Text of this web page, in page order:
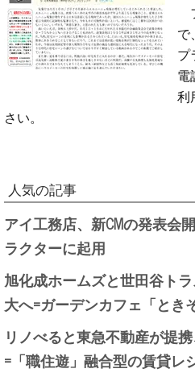
で
プ
電
利
さい。
人気の記事
アイ工務店、新CMの発表会
ラクターに起用
旭化成ホームズと世田谷ト
大へ=ガーデンカフェ「とき
リノべると東急不動産が提
=「職住遊」融合型の賃貸レ